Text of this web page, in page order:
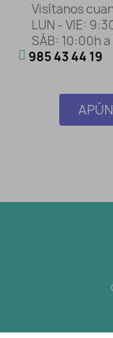
Visítanos
LUN - VIE:
SÁB: 10:00h
985 43 44 19